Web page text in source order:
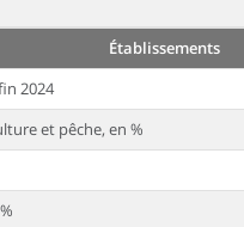
Établissements
2024
et pêche, en %